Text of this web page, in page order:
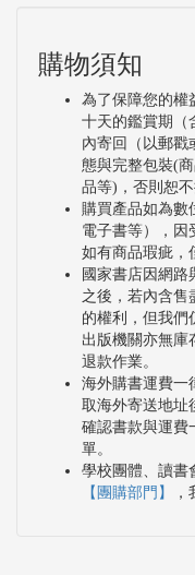
購物須知
為了保障您的權
十天的鑑賞期（
內寄回（以郵戳
態與完整包裝(
品等)，否則恕不
購買產品如為數
電子書等），因
如有商品瑕疵，
國家書店因網路
之後，若內含售
的權利，但我們
出版機關亦無庫
退款作業。
海外購書運費一
取海外寄送地址
確認書款與運費
單。
學校團體、讀書
【團購部門】